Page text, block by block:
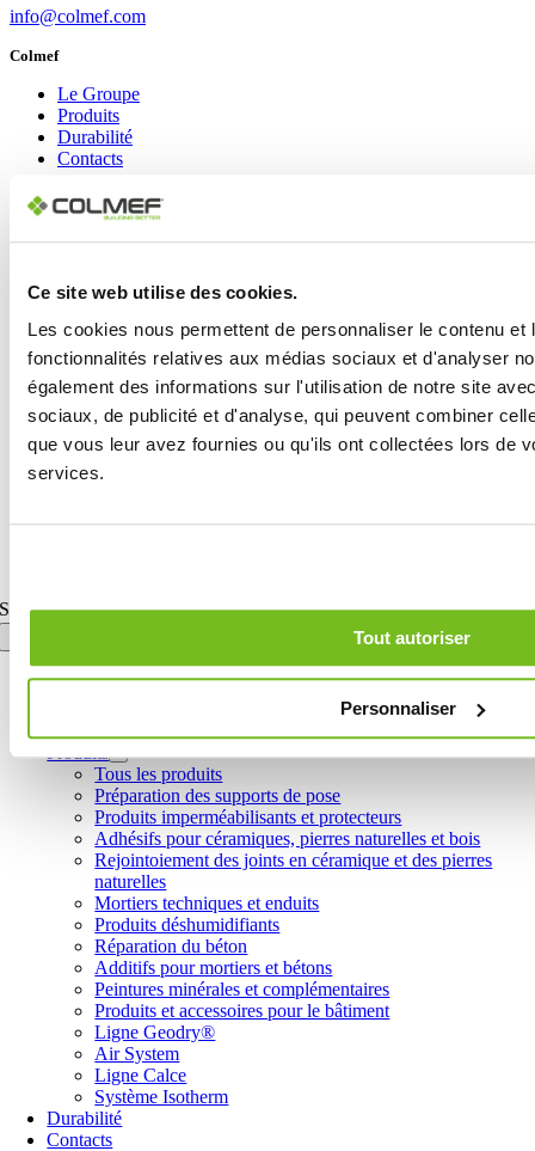
Ce site web utilise des cookies.
Les cookies nous permettent de personnaliser le contenu
fonctionnalités relatives aux médias sociaux et d'analyser
également des informations sur l'utilisation de notre site
sociaux, de publicité et d'analyse, qui peuvent combiner
que vous leur avez fournies ou qu'ils ont collectées lors de
services.
Tout autoriser
Personnaliser
info@colmef.com
Colmef
Le Groupe
Produits
Durabilité
Contacts
Marque
Liens sociaux
LinkedIn
YouTube
Instagram
Facebook
Copyright © 2024 Colmef srl | P.IVA 00635770548 |Area Privacy|
Informativa Privacy Policy
Search for:
Produits
Tous les produits
Préparation des supports de pose
Produits imperméabilisants et protecteurs
Adhésifs pour céramiques, pierres naturelles et bois
Rejointoiement des joints en céramique et des pierres
naturelles
Mortiers techniques et enduits
Produits déshumidifiants
Réparation du béton
Additifs pour mortiers et bétons
Peintures minérales et complémentaires
Produits et accessoires pour le bâtiment
Ligne Geodry®
Air System
Ligne Calce
Système Isotherm
Durabilité
Contacts